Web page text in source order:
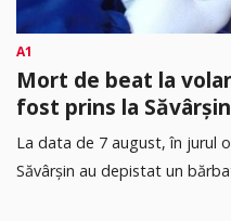
A1
Mort de beat la
fost prins la Săvârșin
​La data de 7 august, în jurul
Săvârșin au depistat un